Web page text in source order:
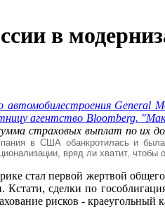
в
автомобилестроения General
агентство Bloomberg.
страховых выплат по их
в США обанкротилась и
вряд ли хватит, чтобы
стал первой жертвой
Кстати, сделки по
рисков -